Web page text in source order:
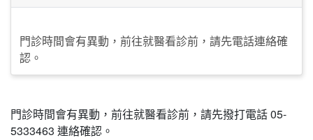
門診時間會有異動，前往就醫看診前，請先電話連絡確
認。
門診時間會有異動，前往就醫看診前，請先撥打電話 05-
5333463 連絡確認。